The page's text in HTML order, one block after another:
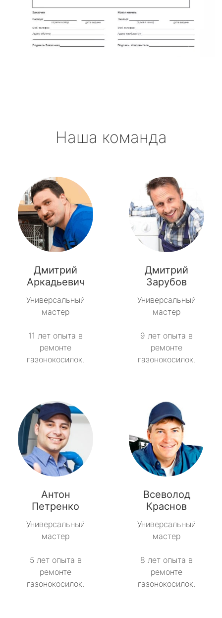
Наша команда
Дмитрий
Аркадьевич
Универсальный
мастер
11 лет опыта в
ремонте
газонокосилок.
Дмитрий
Зарубов
Универсальный
мастер
9 лет опыта в
ремонте
газонокосилок.
Антон
Петренко
Универсальный
мастер
5 лет опыта в
ремонте
газонокосилок.
Всеволод
Краснов
Универсальный
мастер
8 лет опыта в
ремонте
газонокосилок.